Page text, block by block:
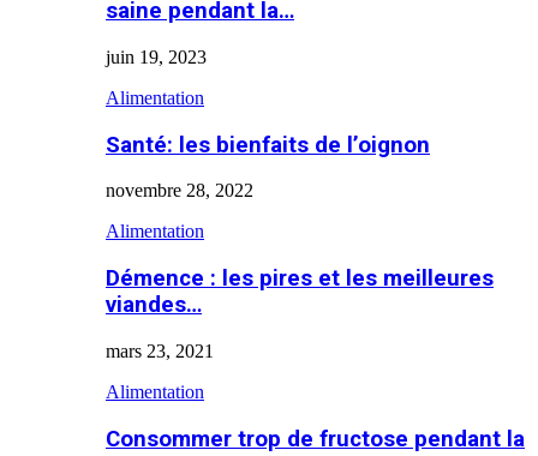
saine pendant la…
juin 19, 2023
Alimentation
Santé: les bienfaits de l’oignon
novembre 28, 2022
Alimentation
Démence : les pires et les meilleures
viandes…
mars 23, 2021
Alimentation
Consommer trop de fructose pendant la